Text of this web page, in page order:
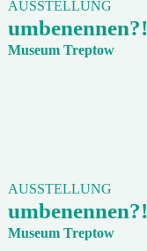
AUSSTELLUNG
umbenennen?!
Museum Treptow
AUSSTELLUNG
umbenennen?!
Museum Treptow